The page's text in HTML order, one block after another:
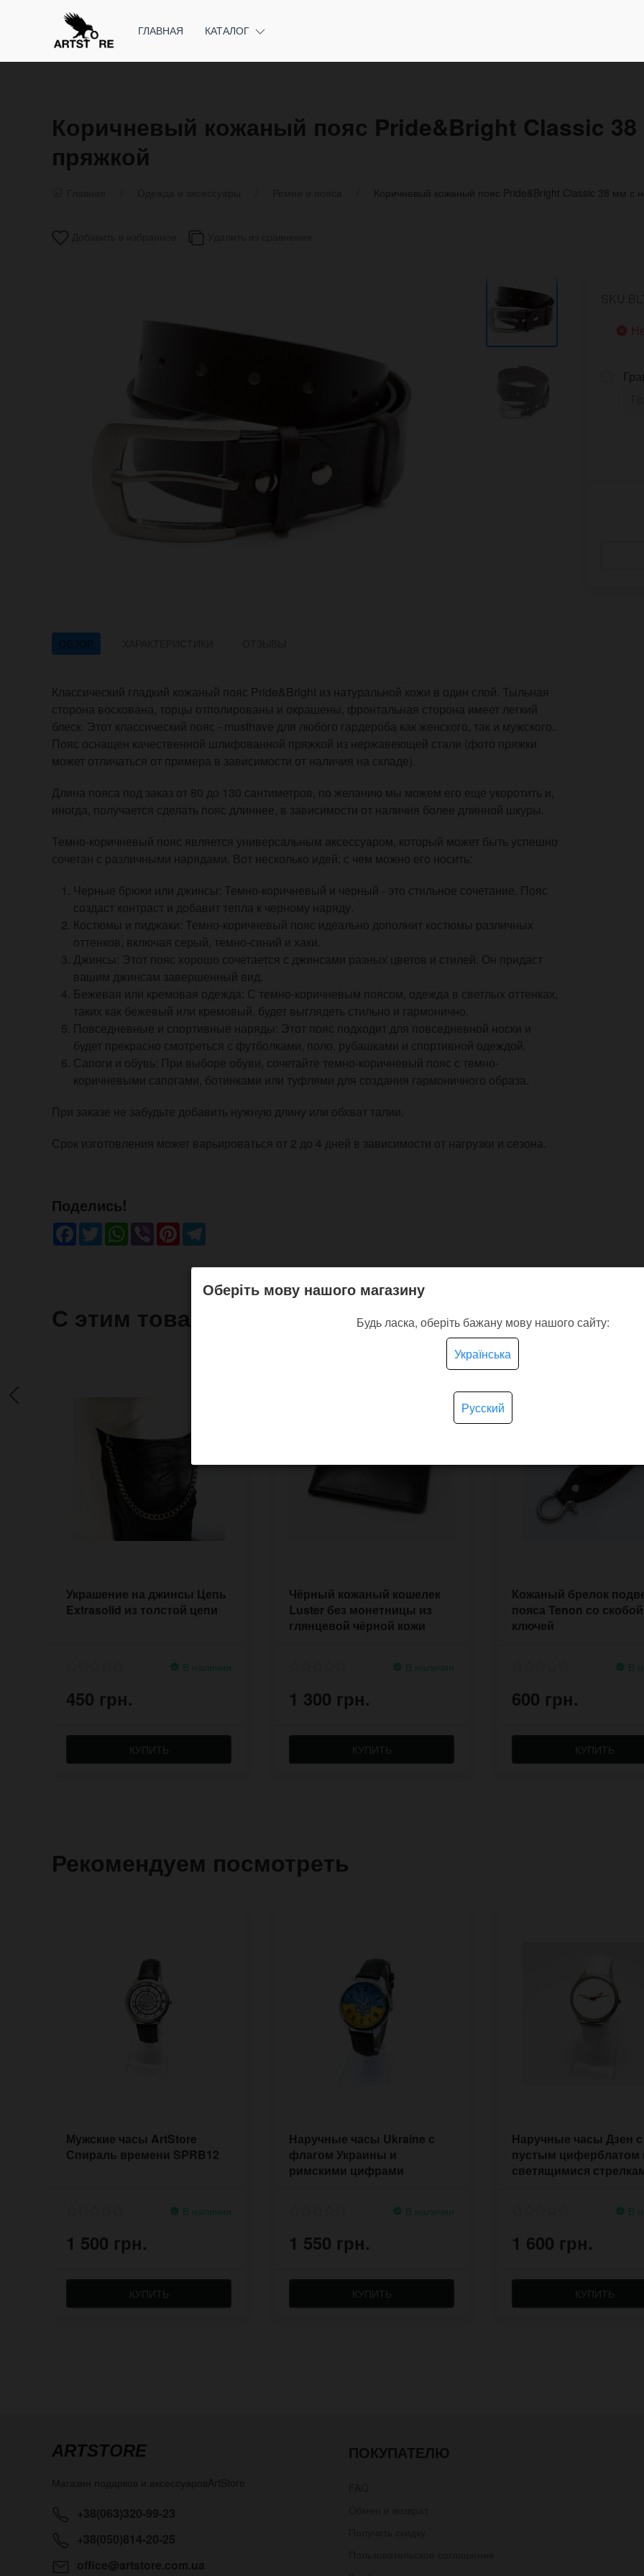
ГЛАВНАЯ КАТАЛОГ
Коричневый кожаный пояс Pride&Bright Classic
пряжкой
Коричневый кожаный пояс Pride&Bright Classic 38 мм с
ОБЗОР
Классический гладкий кожаный пояс Pride&Bright из натуральной кожи в один слой. Тыльная
сторона воскована, торцы отполированы и окрашены, фронтальная сторона имеет легкий
блеск. Этот классический пояс - musthave для любого гардероба как женского, так и мужского.
Пояс оснащен качественной шлифованной пряжкой из нержавеющей стали (фото пряжки
может отличаться от примера в зависимости от наличия на складе).
Длина пояса под заказ от 80 до 130 сантиметров, по желанию мы можем его еще укоротить и,
иногда, получается сделать пояс длиннее, в зависимости от наличия более длинной шкуры.
Темно-коричневый пояс является универсальным аксессуаром, который может быть успешно
сочетан с различными нарядами. Вот несколько идей, с чем можно его носить:
Черные брюки или джинсы: Темно-коричневый и черный - это стильное сочетание. Пояс
создаст контраст и добавит тепла к черному наряду.
Костюмы и пиджаки: Темно-коричневый пояс идеально дополнит костюмы различных
оттенков, включая серый, темно-синий и хаки.
Джинсы: Этот пояс хорошо сочетается с джинсами разных цветов и стилей. Он придаст
вашим джинсам завершенный вид.
Бежевая или кремовая одежда: С темно-коричневым поясом, одежда в светлых оттенках,
таких как бежевый или кремовый, будет выглядеть стильно и гармонично.
Повседневные и спортивные наряды: Этот пояс подходит для повседневной носки и
будет прекрасно смотреться с футболками, поло, рубашками и спортивной одеждой.
Сапоги и обувь: При выборе обуви, сочетайте темно-коричневый пояс с темно-
коричневыми сапогами, ботинками или туфлями для создания гармоничного образа.
При заказе не забудьте добавить нужную длину или обхват талии.
Срок изготовления может варьироваться от 2 до 4 дней в зависимости от нагрузки и сезона.
Поделись!
Facebook
TwitterWhatsApp
ViberPinterest
С этим товаром часто покупают
Украшение на джинсы Цепь
Extrasolid из толстой цепи
В наличии
450 грн.
КУПИТЬ
Чёрный кожаный кошелек
Luster без монетницы из
глянцевой чёрной кожи
В наличии
1 300 грн.
КУПИТЬ
Кожаный брелок
пояса Tenon со
ключей
В
600 грн.
КУПИТЬ
Рекомендуем посмотреть
Мужские часы ArtStore
Спираль времени SPRB12
В наличии
1 500 грн.
КУПИТЬ
Наручные часы Ukraine с
флагом Украины и
римскими цифрами
В наличии
1 550 грн.
КУПИТЬ
Наручные часы Дзен с
пустым циферблатом
светящимися
В
1 600 грн.
КУПИТЬ
ARTSTORE ПОКУПАТЕЛЮ
Оберіть мову нашого магазину
Будь ласка, оберіть бажану мову нашого сайту:
Українська
Русский